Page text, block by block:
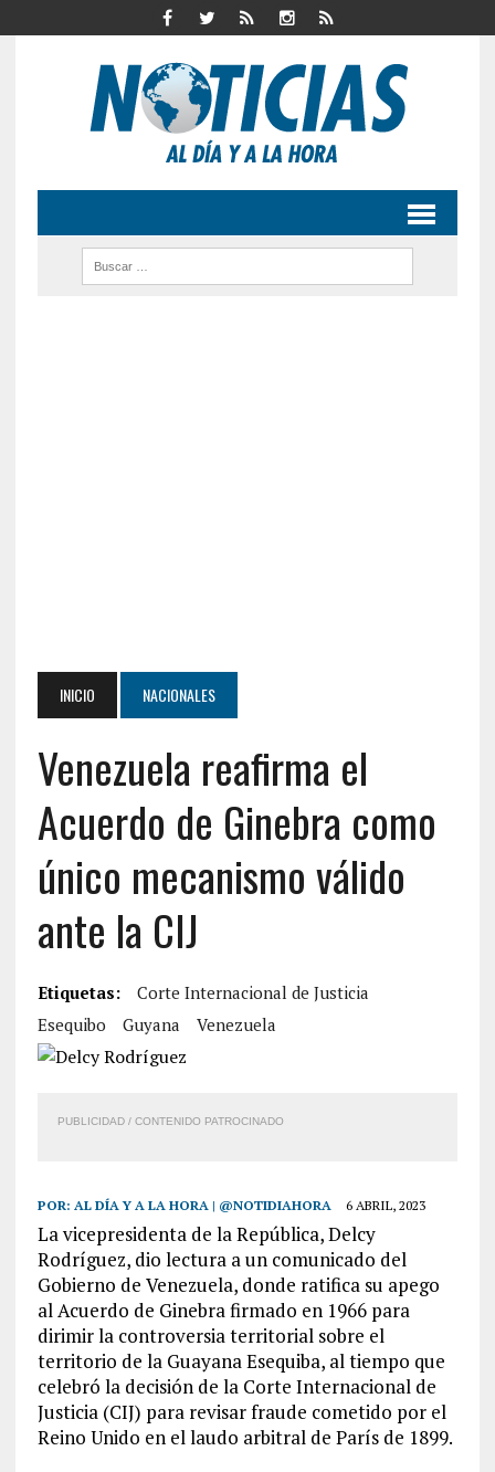
INICIO NACIONALES
Venezuela reafirma el
Acuerdo de Ginebra como
único mecanismo válido
ante la CIJ
Etiquetas:
Corte Internacional de Justicia
Esequibo
Guyana Venezuela
PUBLICIDAD / CONTENIDO PATROCINADO
POR: AL DÍA Y A LA HORA | @NOTIDIAHORA 6 ABRIL, 2023
La vicepresidenta de la República, Delcy
Rodríguez, dio lectura a un comunicado del
Gobierno de Venezuela, donde ratifica su apego
al Acuerdo de Ginebra firmado en 1966 para
dirimir la controversia territorial sobre el
territorio de la Guayana Esequiba, al tiempo que
celebró la decisión de la Corte Internacional de
Justicia (CIJ) para revisar fraude cometido por el
Reino Unido en el laudo arbitral de París de 1899.